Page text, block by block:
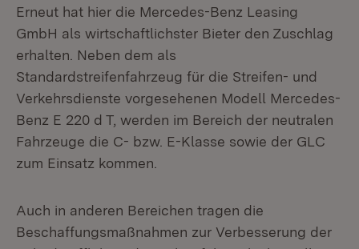
Erneut hat hier die Mercedes-Benz Leasing
GmbH als wirtschaftlichster Bieter den Zuschlag
erhalten. Neben dem als
Standardstreifenfahrzeug für die Streifen- und
Verkehrsdienste vorgesehenen Modell Mercedes-
Benz E 220 d T, werden im Bereich der neutralen
Fahrzeuge die C- bzw. E-Klasse sowie der GLC
zum Einsatz kommen.
Auch in anderen Bereichen tragen die
Beschaffungsmaßnahmen zur Verbesserung der